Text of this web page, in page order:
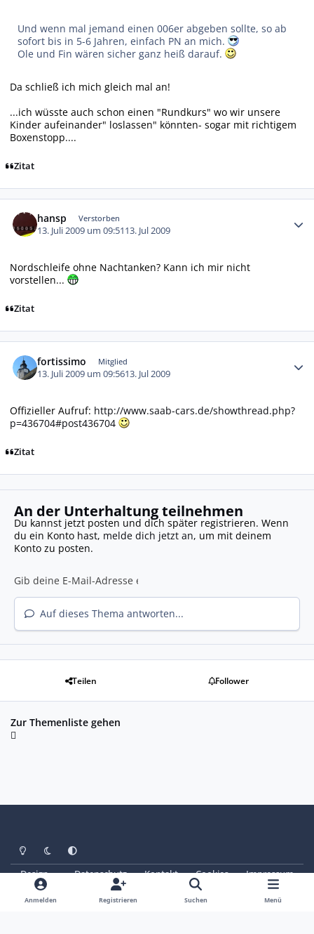
Und wenn mal jemand einen 006er abgeben sollte, so ab
sofort bis in 5-6 Jahren, einfach PN an mich.
Ole und Fin wären sicher ganz heiß darauf.
Da schließ ich mich gleich mal an!
...ich wüsste auch schon einen "Rundkurs" wo wir unsere
Kinder aufeinander" loslassen" könnten- sogar mit richtigem
Boxenstopp....
Zitat
hansp Verstorben
13. Juli 2009 um 09:5113. Jul 2009
Nordschleife ohne Nachtanken? Kann ich mir nicht
vorstellen...
Zitat
fortissimo Mitglied
13. Juli 2009 um 09:5613. Jul 2009
Offizieller Aufruf: http://www.saab-cars.de/showthread.php?
p=436704#post436704
Zitat
An der Unterhaltung teilnehmen
Du kannst jetzt posten und dich später registrieren. Wenn
du ein Konto hast, melde dich jetzt an, um mit deinem
Konto zu posten.
Auf dieses Thema antworten...
Teilen Follower
Zur Themenliste gehen
Heller ModusDunkler Modus
Systemeinstellung
Design Datenschutz Kontakt Cookies
Impressum
© Copyright 2025 - SAABoteure e. V.
Powered by Invision Community
Anmelden Registrieren Suchen Menü